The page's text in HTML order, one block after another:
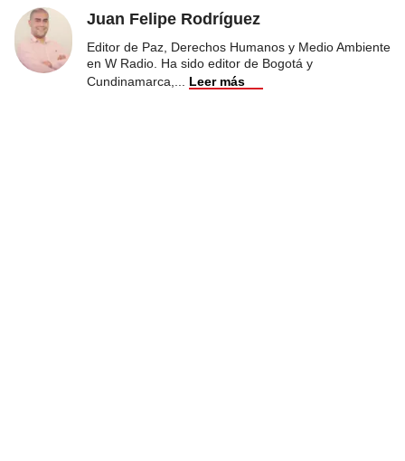
Juan Felipe Rodríguez
Editor de Paz, Derechos Humanos y Medio Ambiente
en W Radio. Ha sido editor de Bogotá y
Cundinamarca,
Leer más